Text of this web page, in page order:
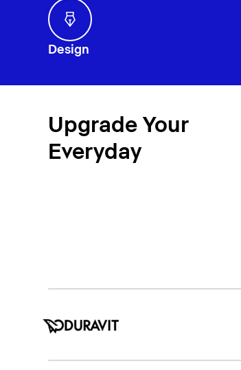
Design
Upgrade Your
Everyday